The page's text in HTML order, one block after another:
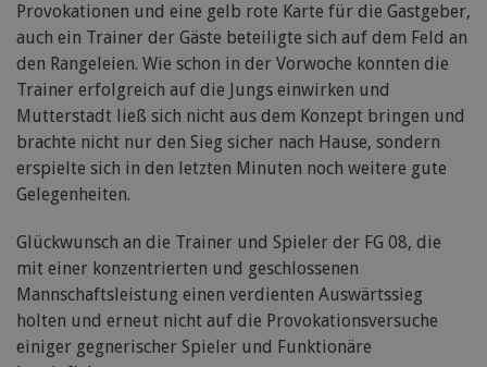
Provokationen und eine gelb rote Karte für die Gastgeber,
auch ein Trainer der Gäste beteiligte sich auf dem Feld an
den Rangeleien. Wie schon in der Vorwoche konnten die
Trainer erfolgreich auf die Jungs einwirken und
Mutterstadt ließ sich nicht aus dem Konzept bringen und
brachte nicht nur den Sieg sicher nach Hause, sondern
erspielte sich in den letzten Minuten noch weitere gute
Gelegenheiten.
Glückwunsch an die Trainer und Spieler der FG 08, die
mit einer konzentrierten und geschlossenen
Mannschaftsleistung einen verdienten Auswärtssieg
holten und erneut nicht auf die Provokationsversuche
einiger gegnerischer Spieler und Funktionäre